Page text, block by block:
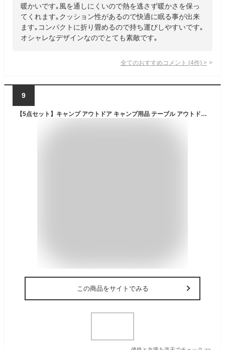
暖かいです｡風を通しにくいので熱を逃さず暖かさを保っ
てくれます｡クッション性があるので快適に眠る事が出来
ます｡コンパクトに折り畳めるので持ち運びしやすいです｡
オシャレなデザインなのでとても素敵です｡
全てのおすすめコメント (4件) >
9
【5点セット】キャンプ アウトドア キャンプ用品 テーブル アウトドアテーブル ヘキサタープ コンテナボックス 5点セット 2人用 ハイタイプ キャンプ アウトドア レジャー 椅子 イス テーブル タープ 組み立て簡単 折りたたみ C5S-2H
この商品をサイトでみる